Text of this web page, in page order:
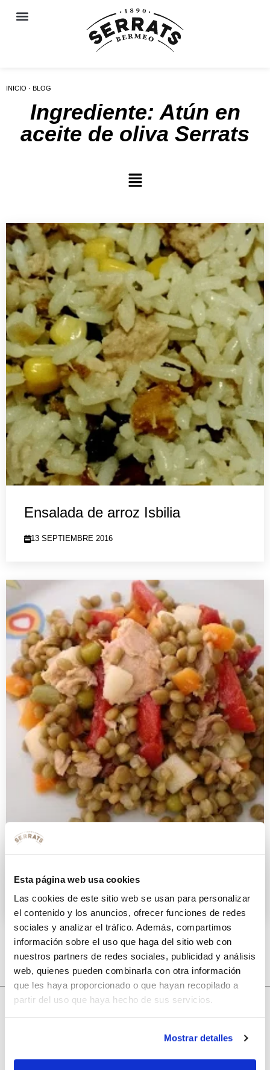
Esta página web usa cookies
Las cookies de este sitio web se usan para personalizar
el contenido y los anuncios, ofrecer funciones de redes
sociales y analizar el tráfico. Además, compartimos
información sobre el uso que haga del sitio web con
nuestros partners de redes sociales, publicidad y análisis
web, quienes pueden combinarla con otra información
que les haya proporcionado o que hayan recopilado a
partir del uso que haya hecho de sus servicios.
Mostrar detalles
INICIO · BLOG
Ingrediente: Atún en
aceite de oliva Serrats
Ensalada de arroz Isbilia
13 SEPTIEMBRE 2016
28 ABRIL 2015
10% de descuento
con tu primera compra.